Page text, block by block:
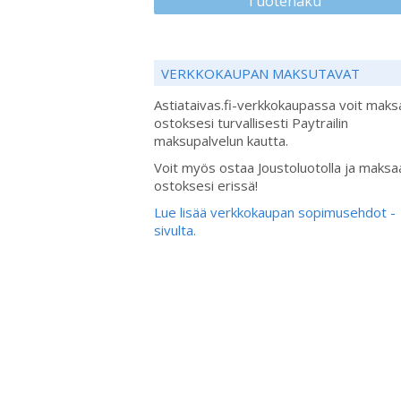
VERKKOKAUPAN MAKSUTAVAT
Astiataivas.fi-verkkokaupassa voit
ostoksesi turvallisesti Paytrailin
maksupalvelun kautta.
Voit myös ostaa Joustoluotolla ja
ostoksesi erissä!
Lue lisää verkkokaupan sopimusehdot -
sivulta.